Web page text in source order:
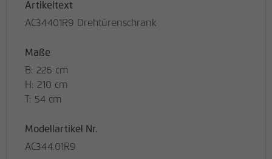
Artikeltext
AC34401R9 Drehtürenschrank
Maße
B: 226 cm
H: 210 cm
T: 54 cm
Modellartikel Nr.
AC344.01R9